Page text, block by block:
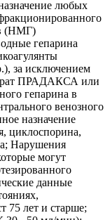
любых
(НМГ)
гепарина
за исключением
ПРАДАКСА или
гепарина в
венозного
назначение
циклоспорина,
Нарушения
могут
данные
75 лет и старше;